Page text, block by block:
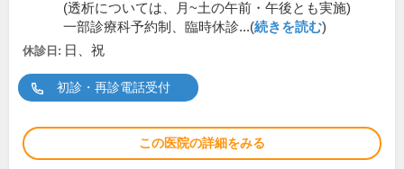
(透析については、月~土の午前・午後とも実施)
一部診療科予約制、臨時休診...(続きを読む)
休診日: 日、祝
初診・再診電話受付
この医院の詳細をみる